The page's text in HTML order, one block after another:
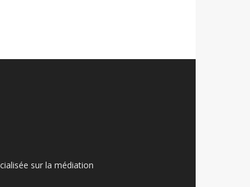
sur la médiation